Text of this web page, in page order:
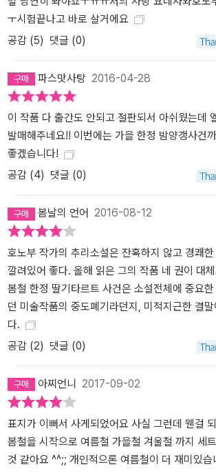
ㅜ시험끝나고 바로 살거에요
공감 (5) 댓글 (0)
파스맛사탕 2016-04-28
이 작품 다 출간도 안되고 절판되서 아쉬웠는데
발매해주네요!! 이번에는 가을 한정 밤양갱사건
좋겠습니다!
공감 (4) 댓글 (0)
봄날의 언어 2016-08-12
호노부 작가의 추리소설은 잔혹하지 않고 경쾌
깔려있어 좋다. 올해 읽은 그의 작품 네 권이 대
봄철 한정 딸기타르트 사건은 소설전체에 중요
던 미술작품의 중도폐기라던지, 미적지근한 결
다.
공감 (2) 댓글 (0)
아찌언니 2017-09-02
표지가 이뻐서 사게되었어요 사실 그런데 웬걸
봄철을 시작으로 여름철 가을철 겨울철 까지 세
것 같아요 ^^;; 개인적으론 여름철이 더 재미있습